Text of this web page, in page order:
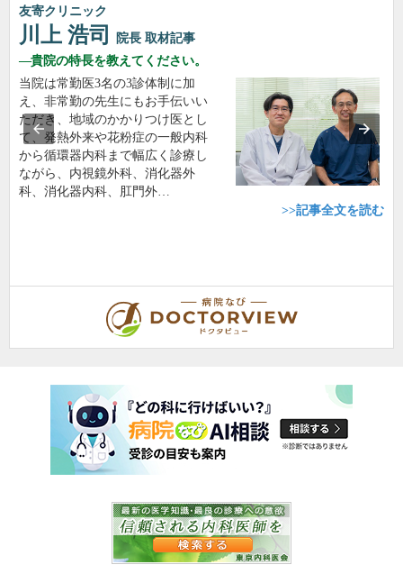
友寄クリニック
川上 浩司 院長 取材記事
貴院の特長を教えてください。
当院は常勤医3名の3診体制に加
え、非常勤の先生にもお手伝いい
ただき、地域のかかりつけ医とし
て、発熱外来や花粉症の一般内科
から循環器内科まで幅広く診療し
ながら、内視鏡外科、消化器外
科、消化器内科、肛門外…
>>記事全文を読む